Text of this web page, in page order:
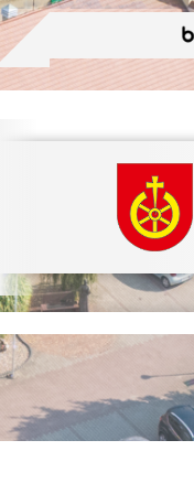
Przejdź
do
zawartości